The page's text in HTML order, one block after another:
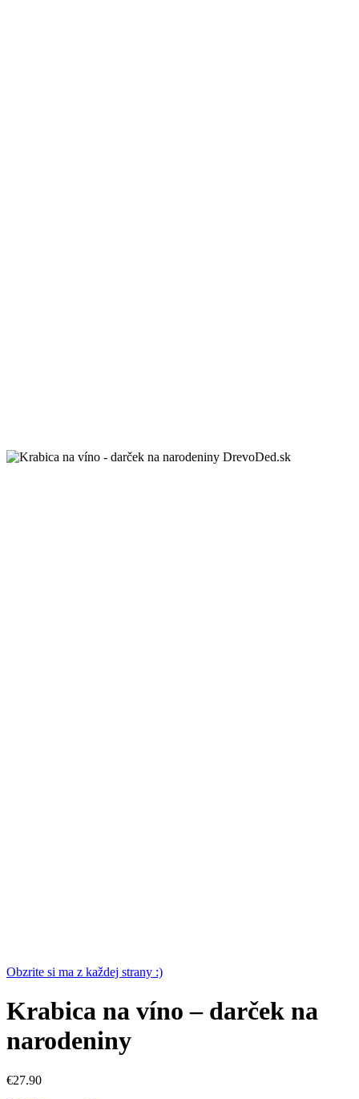
Obzrite si ma z každej strany :)
Krabica na víno – darček na
narodeniny
€27.90